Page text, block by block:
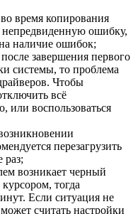
время копирования
непредвиденную ошибку,
наличие ошибок;
завершения первого
системы, то проблема
Чтобы
всё
или воспользоваться
перезагрузить
раз;
возникает черный
тогда
Если ситуация не
считать настройки